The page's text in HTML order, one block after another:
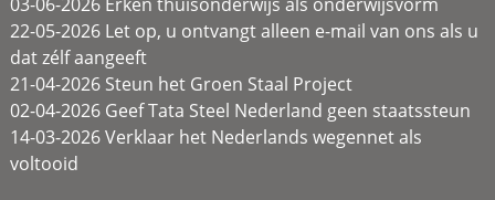
22-05-2026 Let op, u ontvangt alleen e-mail van ons als u
dat zélf aangeeft
21-04-2026 Steun het Groen Staal Project
02-04-2026 Geef Tata Steel Nederland geen staatssteun
14-03-2026 Verklaar het Nederlands wegennet als
voltooid